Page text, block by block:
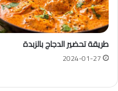
طريقة تحضير الدجاج بالزبدة
2024-01-27